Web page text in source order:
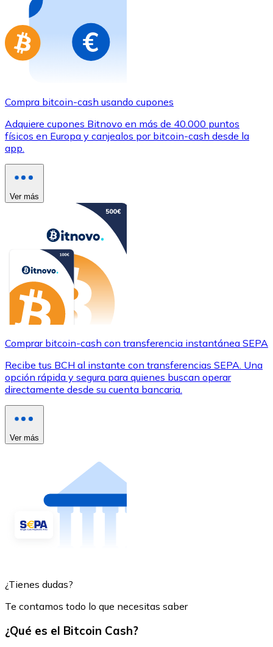
Compra bitcoin-cash usando cupones
Adquiere cupones Bitnovo en más de 40.000 puntos
físicos en Europa y canjealos por bitcoin-cash desde la
app.
Ver más
Comprar bitcoin-cash con transferencia instantánea SEPA
Recibe tus BCH al instante con transferencias SEPA. Una
opción rápida y segura para quienes buscan operar
directamente desde su cuenta bancaria.
Ver más
¿Tienes dudas?
Te contamos todo lo que necesitas saber
¿Qué es el Bitcoin Cash?